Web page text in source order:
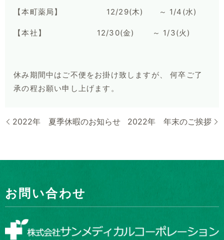
【本町薬局】 12/29(木) ～ 1/4(水)
【本社】 12/30(金) ～ 1/3(火)
休み期間中はご不便をお掛け致しますが、 何卒ご了
承の程お願い申し上げます。
2022年 夏季休暇のお知らせ 2022年 年末のご挨拶
お問い合わせ